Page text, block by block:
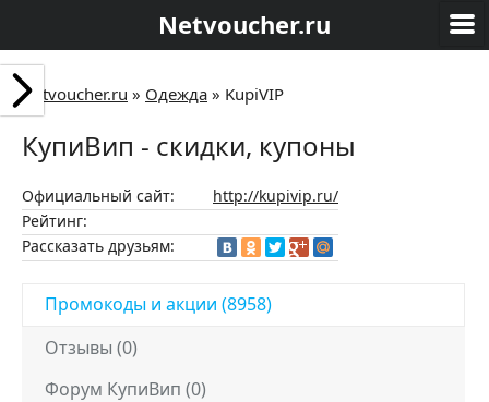
Netvoucher.ru
Netvoucher.ru » Одежда » KupiVIP
КупиВип - скидки, купоны
Официальный сайт:
http://kupivip.ru/
Рейтинг:
Рассказать друзьям:
Промокоды и акции (8958)
Отзывы (0)
Форум КупиВип (0)